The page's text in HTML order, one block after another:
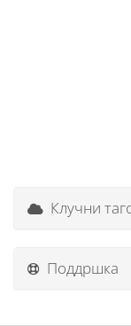
Клучни
Поддршка